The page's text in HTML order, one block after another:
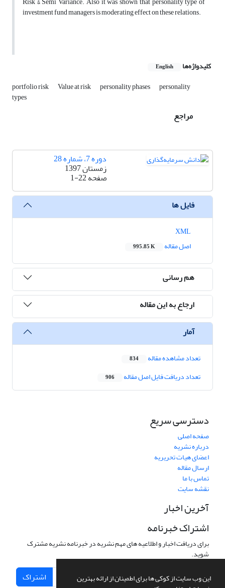
این وب سایت از کوکی ها برای اطمینان از ارائه بهترین
investment fund managers is moderating effect on these relations.
کلیدواژه‌ها English
portfolio risk Value at risk personality phases personality
types
مراجع
دوره 7، شماره 28
زمستان 1397
صفحه1-22
فایل ها
اصل مقاله
995.85 K
هم رسانی
ارجاع به این مقاله
آمار
تعداد مشاهده مقاله 834
تعداد دریافت فایل اصل مقاله 906
دسترسی سریع
صفحه اصلی
درباره نشریه
اعضای هیات تحریریه
ارسال مقاله
تماس با ما
نقشه سایت
آخرین اخبار
اشتراک خبرنامه
برای دریافت اخبار و اطلاعیه های مهم نشریه در خبرنامه نشریه مشترک
شوید.
اشتراک